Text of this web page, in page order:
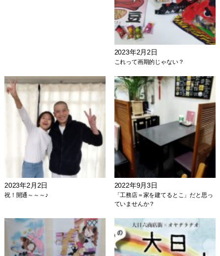
2023年2月2日
これって画期的じゃない？
2023年2月2日
祝！開通～～～♪
2022年9月3日
「工務店＝家を建てるとこ」だと思っ
ていませんか？